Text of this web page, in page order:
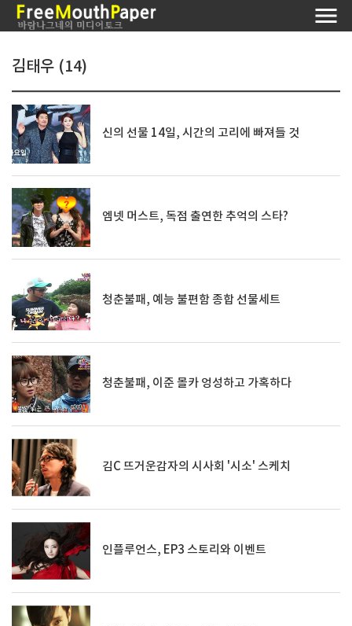
김태우 (14)
신의 선물 14일, 시간의 고리에 빠져들 것
엠넷 머스트, 독점 출연한 추억의 스타?
청춘불패, 예능 불편함 종합 선물세트
청춘불패, 이준 몰카 엉성하고 가혹하다
김C 뜨거운감자의 시사회 '시소' 스케치
인플루언스, EP3 스토리와 이벤트